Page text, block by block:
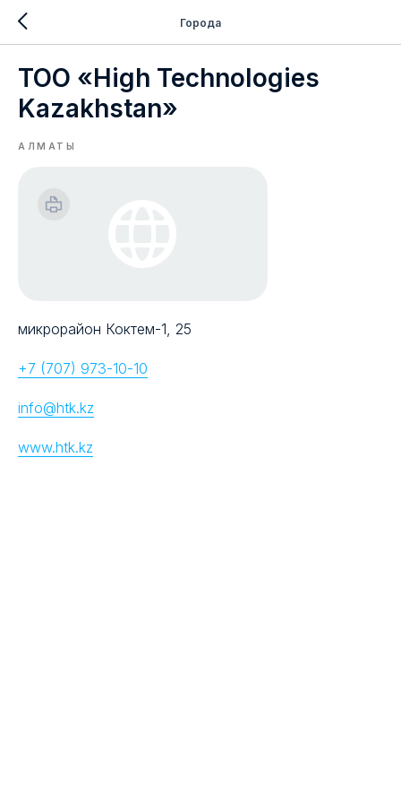
Города
ТОО «High Technologies
Kazakhstan»
АЛМАТЫ
микрорайон Коктем-1, 25
+7 (707) 973-10-10
info@htk.kz
www.htk.kz